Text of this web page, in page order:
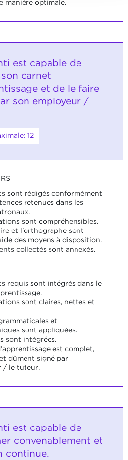
manière optimale.
est capable de
carnet
et de le faire
son employeur /
12
sont rédigés conformément
retenues dans les
sont compréhensibles.
et l'orthographe sont
des moyens à disposition.
collectés sont annexés.
requis sont intégrés dans le
sont claires, nettes et
et
sont appliquées.
sont intégrées.
est complet,
dûment signé par
/ le tuteur.
est capable de
convenablement et
continue.